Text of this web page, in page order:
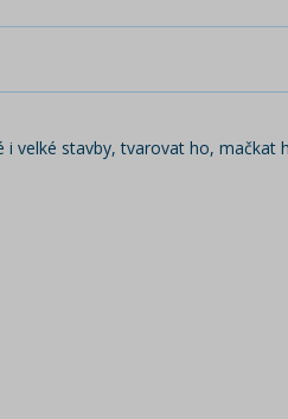
i velké stavby, tvarovat ho, mačkat